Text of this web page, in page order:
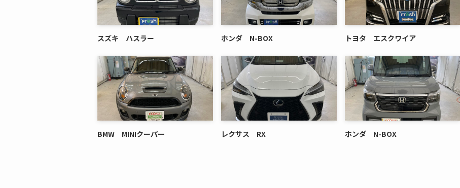
スズキ ハスラー ホンダ N-BOX トヨタ エスクワイア
BMW MINIクーパー レクサス RX ホンダ N-BOX